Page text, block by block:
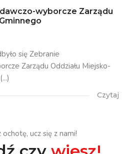
wyborcze Zarządu
się Zebranie
Zarządu Oddziału Miejsko-
Czytaj
ochotę, ucz się z nami!